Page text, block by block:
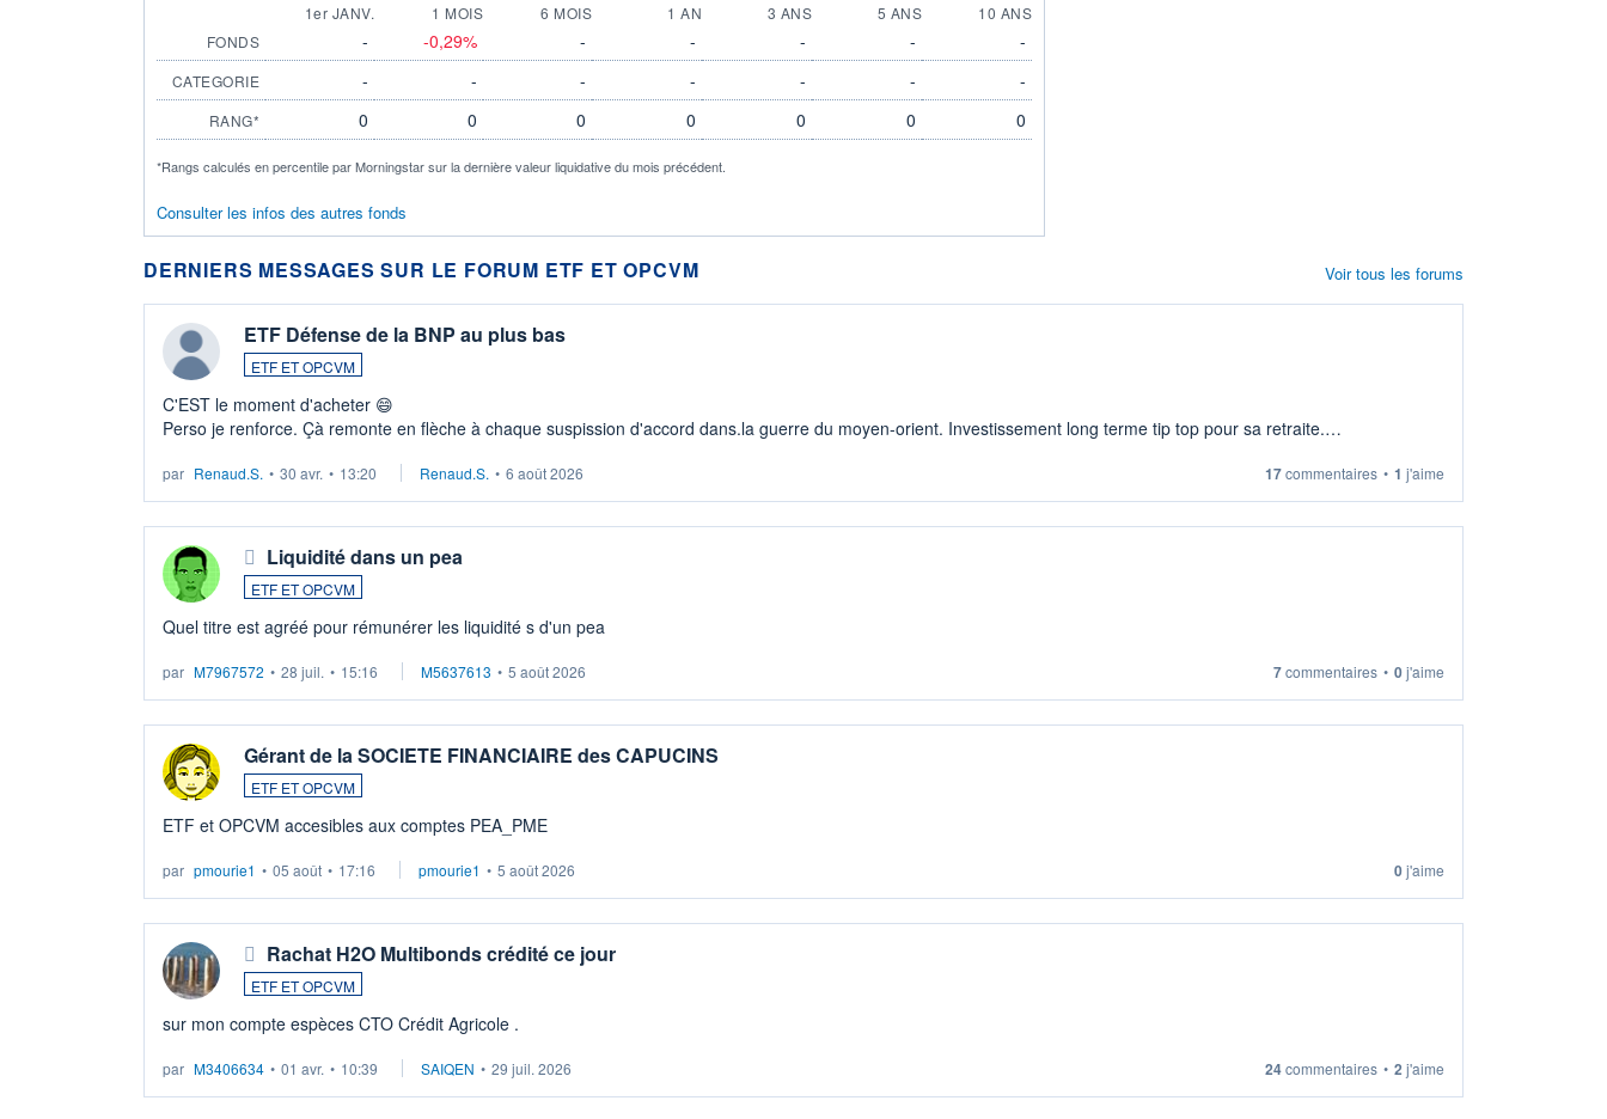
1er JANV. 1 MOIS 6 MOIS 1 AN 3 ANS 5 ANS
10 ANS
FONDS
- -0,29% - - - - -
CATEGORIE - - - - - - -
RANG* 0 0 0 0 0 0 0
*Rangs calculés en percentile par Morningstar sur la dernière valeur liquidative du mois précédent.
Consulter les infos des autres fonds
DERNIERS MESSAGES SUR LE FORUM ETF ET OPCVM
ETF Défense de la BNP au plus bas
ETF ET OPCVM
C'EST le moment d'acheter 😄​
Perso je renforce. Çà remonte en flèche à chaque suspission d'accord dans.la guerre du moyen-orient. Investissement long terme tip top pour sa retraite.
par Renaud.S. • 30 avr. • 13:20 Renaud.S. • 6 août 2026 17commentaires • 1 j'aime
Liquidité dans un pea
ETF ET OPCVM
Quel titre est agréé pour rémunérer les liquidité s d'un pea
par M7967572 • 28 juil. • 15:16 M5637613 • 5 août 2026 7commentaires • 0j'aime
Gérant de la SOCIETE FINANCIAIRE des CAPUCINS
ETF ET OPCVM
ETF et OPCVM accesibles aux comptes PEA_PME
par pmourie1 • 05 août • 17:16 pmourie1 • 5 août 2026 0j'aime
Rachat H2O Multibonds crédité ce jour
ETF ET OPCVM
sur mon compte espèces CTO Crédit Agricole .
par M3406634 • 01 avr. • 10:39 SAIQEN • 29 juil. 2026 24commentaires • 2 j'aime
Voir tous les forums